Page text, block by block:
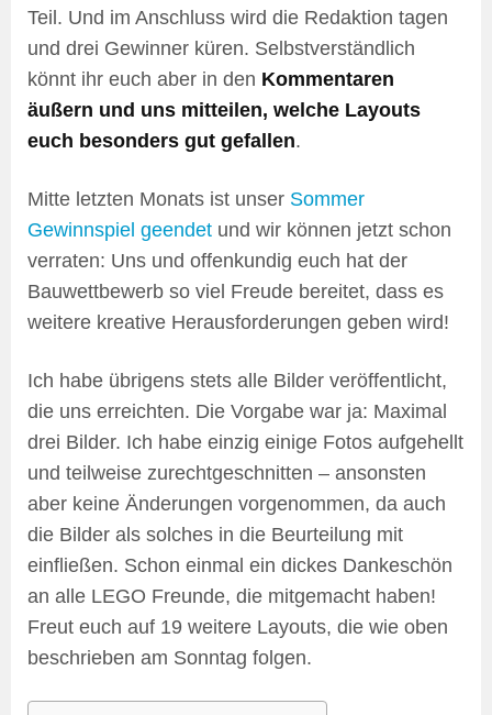
Teil. Und im Anschluss wird die Redaktion tagen
und drei Gewinner küren. Selbstverständlich
könnt ihr euch aber in den Kommentaren
äußern und uns mitteilen, welche Layouts
euch besonders gut gefallen.
Mitte letzten Monats ist unser Sommer
Gewinnspiel geendet und wir können jetzt schon
verraten: Uns und offenkundig euch hat der
Bauwettbewerb so viel Freude bereitet, dass es
weitere kreative Herausforderungen geben wird!
Ich habe übrigens stets alle Bilder veröffentlicht,
die uns erreichten. Die Vorgabe war ja: Maximal
drei Bilder. Ich habe einzig einige Fotos aufgehellt
und teilweise zurechtgeschnitten – ansonsten
aber keine Änderungen vorgenommen, da auch
die Bilder als solches in die Beurteilung mit
einfließen. Schon einmal ein dickes Dankeschön
an alle LEGO Freunde, die mitgemacht haben!
Freut euch auf 19 weitere Layouts, die wie oben
beschrieben am Sonntag folgen.